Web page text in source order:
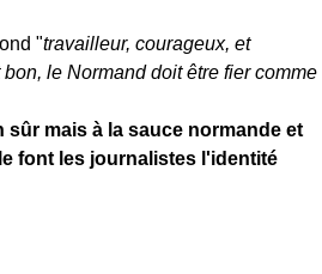
"travailleur, courageux, et
le Normand doit être fier comme
sûr mais à la sauce normande et
font les journalistes l'identité